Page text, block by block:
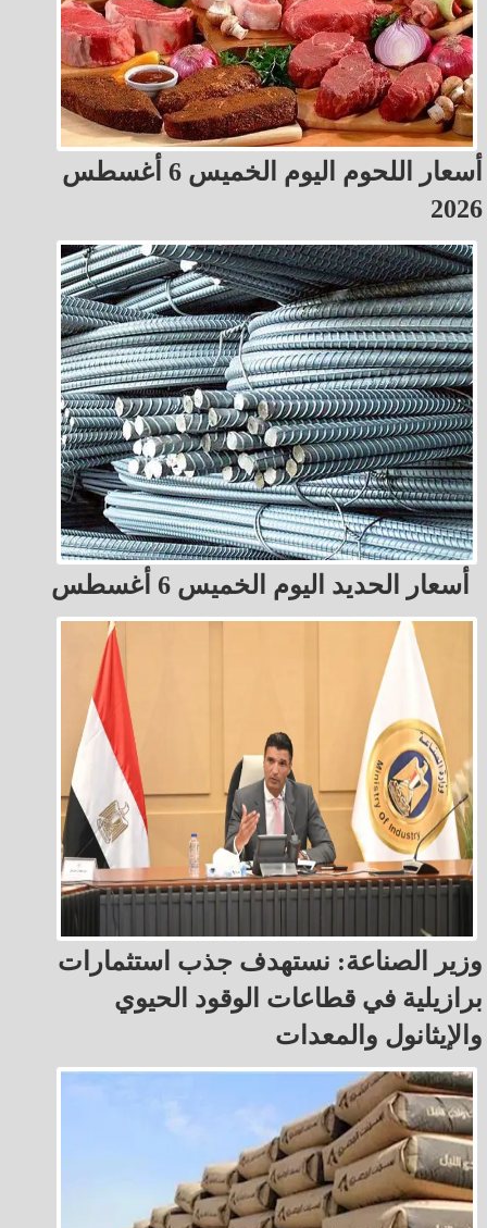
أسعار اللحوم اليوم الخميس 6 أغسطس
2026
أسعار الحديد اليوم الخميس 6 أغسطس
وزير الصناعة: نستهدف جذب استثمارات
برازيلية في قطاعات الوقود الحيوي
والإيثانول والمعدات